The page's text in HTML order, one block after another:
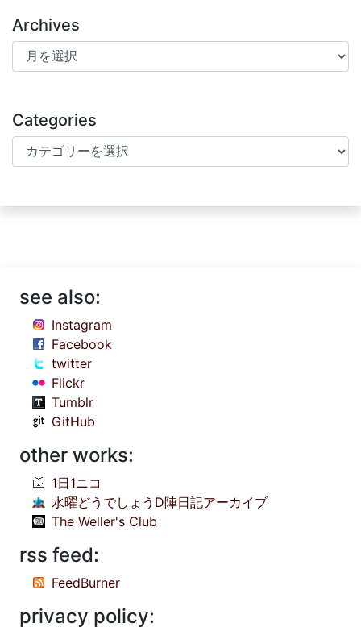
Archives
Archives
Categories
Categories
see also:
Instagram
Facebook
twitter
Flickr
Tumblr
GitHub
other works:
1日1ニコ
水曜どうでしょうD陣日記アーカイブ
The Weller's Club
rss feed:
FeedBurner
privacy policy: